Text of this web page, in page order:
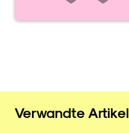
Verwandte Artikel